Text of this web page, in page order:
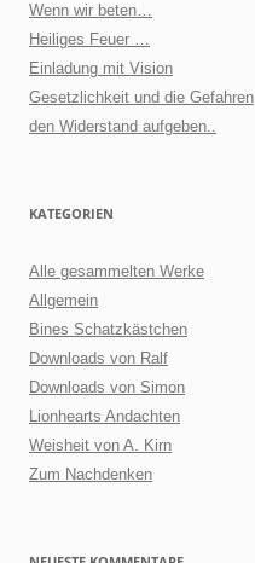
Wenn wir beten…
Heiliges Feuer …
Einladung mit Vision
Gesetzlichkeit und die Gefahren
den Widerstand aufgeben..
KATEGORIEN
Alle gesammelten Werke
Allgemein
Bines Schatzkästchen
Downloads von Ralf
Downloads von Simon
Lionhearts Andachten
Weisheit von A. Kirn
Zum Nachdenken